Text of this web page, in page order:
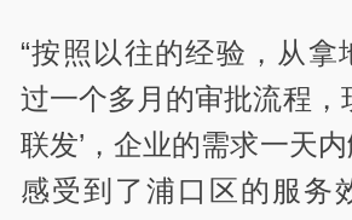
“按照以往的经验，从拿
过一个多月的审批流程，
联发’，企业的需求一天
感受到了浦口区的服务